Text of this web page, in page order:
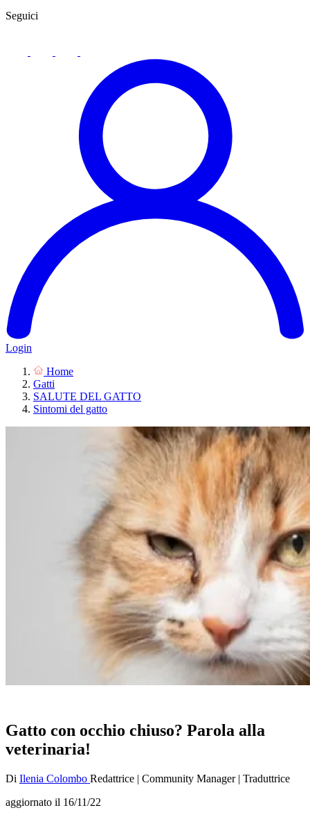
Seguici
Login
Home
Gatti
SALUTE DEL GATTO
Sintomi del gatto
Gatto con occhio chiuso? Parola alla
veterinaria!
Di Ilenia Colombo Redattrice | Community Manager | Traduttrice
aggiornato il 16/11/22